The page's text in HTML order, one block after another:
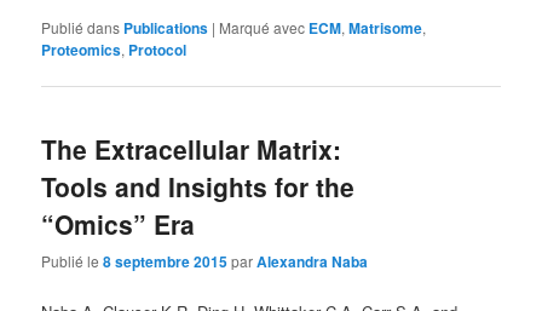
Publié dans Publications | Marqué avec ECM,Matrisome,
Proteomics, Protocol
The Extracellular Matrix:
Tools and Insights for the
“Omics” Era
Publié le8 septembre 2015parAlexandra Naba